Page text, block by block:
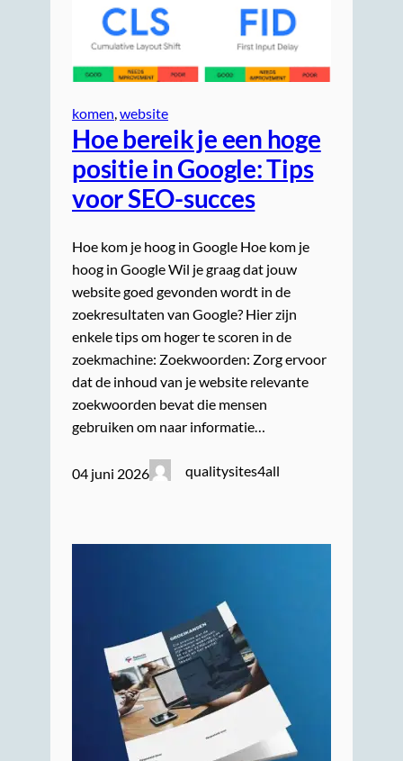
komen, website
Hoe bereik je een hoge
positie in Google: Tips
voor SEO-succes
Hoe kom je hoog in Google Hoe kom je
hoog in Google Wil je graag dat jouw
website goed gevonden wordt in de
zoekresultaten van Google? Hier zijn
enkele tips om hoger te scoren in de
zoekmachine: Zoekwoorden: Zorg ervoor
dat de inhoud van je website relevante
zoekwoorden bevat die mensen
gebruiken om naar informatie…
04 juni 2026 qualitysites4all